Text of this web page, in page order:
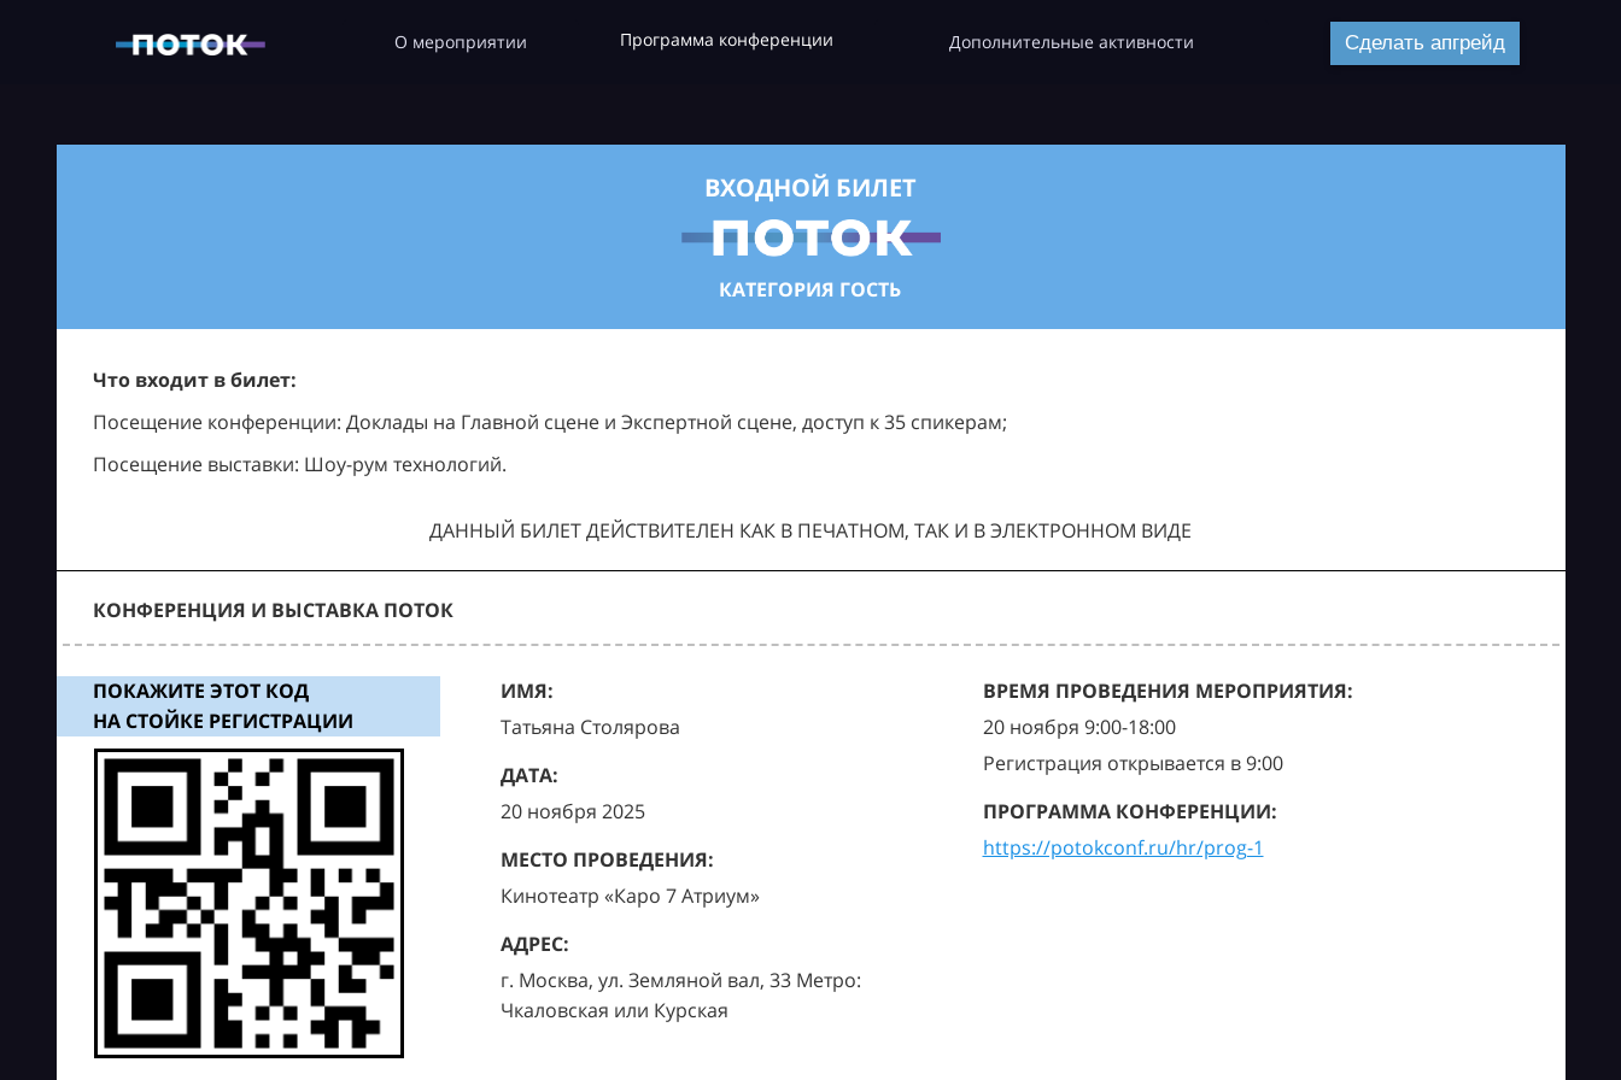
О мероприятии Программа конференции Дополнительные активности Сделать апгрейд
ВХОДНОЙ БИЛЕТ
КАТЕГОРИЯ ГОСТЬ
Что входит в билет:
Посещение конференции: Доклады на Главной сцене и Экспертной сцене, доступ к 35 спикерам;
Посещение выставки: Шоу-рум технологий.
ДАННЫЙ БИЛЕТ ДЕЙСТВИТЕЛЕН КАК В ПЕЧАТНОМ, ТАК И В ЭЛЕКТРОННОМ ВИДЕ
КОНФЕРЕНЦИЯ И ВЫСТАВКА ПОТОК
ПОКАЖИТЕ ЭТОТ КОД
НА СТОЙКЕ РЕГИСТРАЦИИ
ИМЯ:
Татьяна Столярова
ДАТА:
20 ноября 2025
МЕСТО ПРОВЕДЕНИЯ:
Кинотеатр «Каро 7 Атриум»
АДРЕС:
г. Москва, ул. Земляной вал, 33 Метро:
Чкаловская или Курская
ВРЕМЯ ПРОВЕДЕНИЯ МЕРОПРИЯТИЯ:
20 ноября 9:00-18:00
Регистрация открывается в 9:00
ПРОГРАММА КОНФЕРЕНЦИИ:
https://potokconf.ru/hr/prog-1